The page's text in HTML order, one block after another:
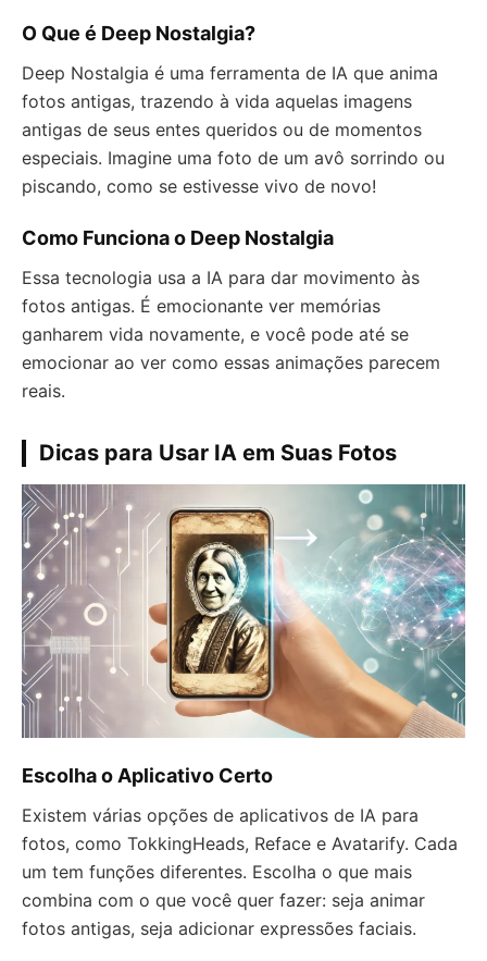
O Que é Deep Nostalgia?
Deep Nostalgia é uma ferramenta de IA que anima
fotos antigas, trazendo à vida aquelas imagens
antigas de seus entes queridos ou de momentos
especiais. Imagine uma foto de um avô sorrindo ou
piscando, como se estivesse vivo de novo!
Como Funciona o Deep Nostalgia
Essa tecnologia usa a IA para dar movimento às
fotos antigas. É emocionante ver memórias
ganharem vida novamente, e você pode até se
emocionar ao ver como essas animações parecem
reais.
Dicas para Usar IA em Suas Fotos
Escolha o Aplicativo Certo
Existem várias opções de aplicativos de IA para
fotos, como TokkingHeads, Reface e Avatarify. Cada
um tem funções diferentes. Escolha o que mais
combina com o que você quer fazer: seja animar
fotos antigas, seja adicionar expressões faciais.